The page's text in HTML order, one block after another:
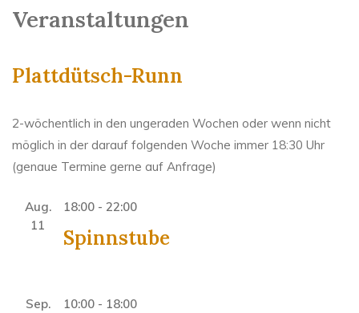
Veranstaltungen
Plattdütsch-Runn
2-wöchentlich in den ungeraden Wochen oder wenn nicht
möglich in der darauf folgenden Woche immer 18:30 Uhr
(genaue Termine gerne auf Anfrage)
Aug.
11
18:00 - 22:00
Spinnstube
Sep.
10:00 - 18:00